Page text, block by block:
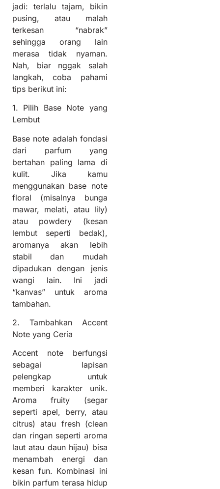
jadi: terlalu tajam, bikin
pusing, atau malah
terkesan “nabrak”
sehingga orang lain
merasa tidak nyaman.
Nah, biar nggak salah
langkah, coba pahami
tips berikut ini:
1. Pilih Base Note yang
Lembut
Base note adalah fondasi
dari parfum yang
bertahan paling lama di
kulit. Jika kamu
menggunakan base note
floral (misalnya bunga
mawar, melati, atau lily)
atau powdery (kesan
lembut seperti bedak),
aromanya akan lebih
stabil dan mudah
dipadukan dengan jenis
wangi lain. Ini jadi
“kanvas” untuk aroma
tambahan.
2. Tambahkan Accent
Note yang Ceria
Accent note berfungsi
sebagai lapisan
pelengkap untuk
memberi karakter unik.
Aroma fruity (segar
seperti apel, berry, atau
citrus) atau fresh (clean
dan ringan seperti aroma
laut atau daun hijau) bisa
menambah energi dan
kesan fun. Kombinasi ini
bikin parfum terasa hidup